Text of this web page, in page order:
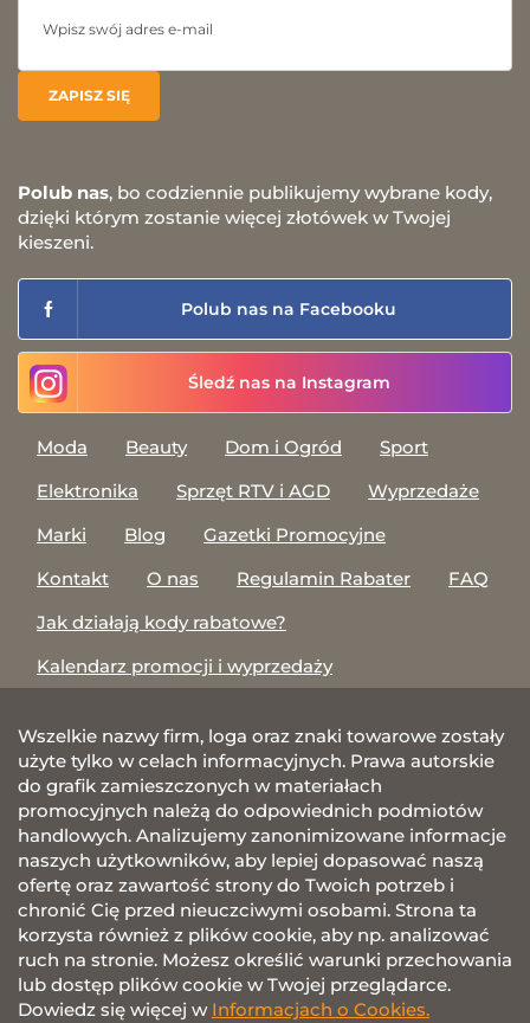
Polub nas, bo codziennie publikujemy wybrane kody,
dzięki którym zostanie więcej złotówek w Twojej
kieszeni.
Polub nas na Facebooku
Śledź nas na Instagram
Moda Beauty Dom i Ogród
Sport
Elektronika
Sprzęt RTV i AGD
Wyprzedaże
Marki
Blog
Gazetki Promocyjne
Kontakt
O nas Regulamin Rabater
FAQ
Jak działają kody rabatowe?
Kalendarz promocji i wyprzedaży
Wszelkie nazwy firm, loga oraz znaki towarowe zostały
użyte tylko w celach informacyjnych. Prawa autorskie
do grafik zamieszczonych w materiałach
promocyjnych należą do odpowiednich podmiotów
handlowych. Analizujemy zanonimizowane informacje
naszych użytkowników, aby lepiej dopasować naszą
ofertę oraz zawartość strony do Twoich potrzeb i
chronić Cię przed nieuczciwymi osobami. Strona ta
korzysta również z plików cookie, aby np. analizować
ruch na stronie. Możesz określić warunki przechowania
lub dostęp plików cookie w Twojej przeglądarce.
Dowiedz się więcej w Informacjach o Cookies.